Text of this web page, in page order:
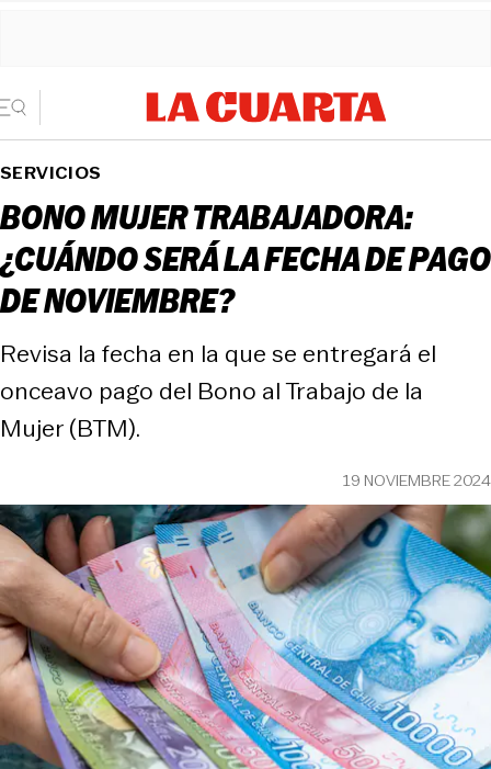
SERVICIOS
BONO MUJER TRABAJADORA:
¿CUÁNDO SERÁ LA FECHA DE PAGO
DE NOVIEMBRE?
Revisa la fecha en la que se entregará el
onceavo pago del Bono al Trabajo de la
Mujer (BTM).
19 NOVIEMBRE 2024